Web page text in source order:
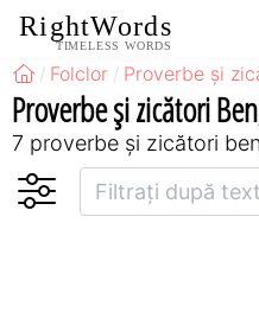
RightWords
TIMELESS WORDS
Folclor Proverbe și
Proverbe și zicători
7 proverbe și zicători